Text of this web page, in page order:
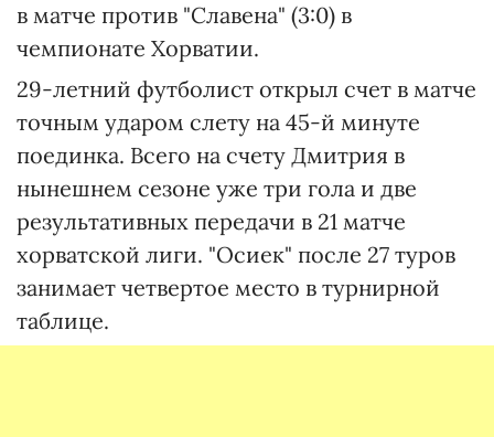
в матче против "Славена" (3:0) в
чемпионате Хорватии.
29-летний футболист открыл счет в матче
точным ударом слету на 45-й минуте
поединка. Всего на счету Дмитрия в
нынешнем сезоне уже три гола и две
результативных передачи в 21 матче
хорватской лиги. "Осиек" после 27 туров
занимает четвертое место в турнирной
таблице.